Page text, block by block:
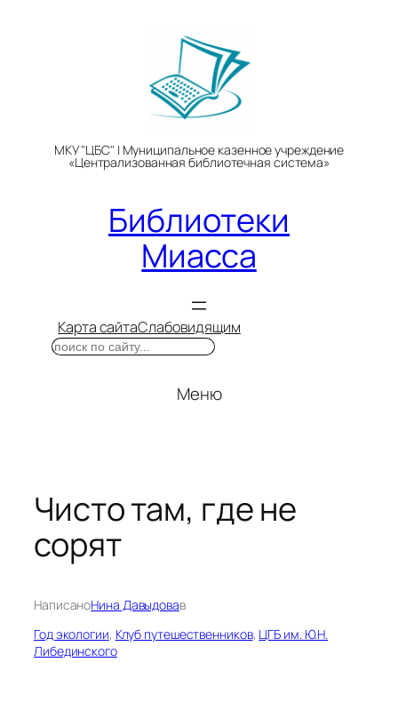
МКУ "ЦБС" | Муниципальное казенное учреждение
«Централизованная библиотечная система»
Библиотеки
Миасса
Карта сайтаСлабовидящим
Поиск
Меню
Чисто там, где не
сорят
НаписаноНина Давыдовав
Год экологии, Клуб путешественников, ЦГБ им. Ю.Н.
Либединского